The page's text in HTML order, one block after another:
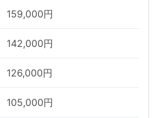
159,000円
142,000円
126,000円
105,000円